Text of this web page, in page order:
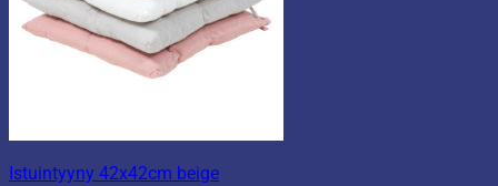
Istuintyyny 42x42cm beige